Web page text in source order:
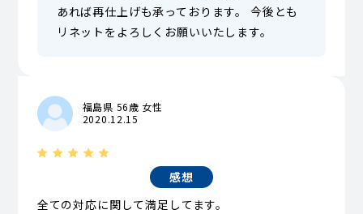
あれば再仕上げも承っております。 今後とも
リネットをよろしくお願いいたします。
福島県 56歳 女性
2020.12.15
感想
全ての対応に関して満足してます。